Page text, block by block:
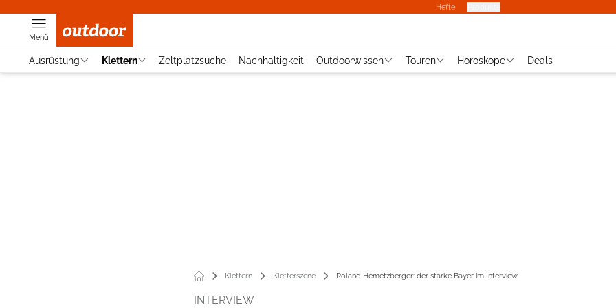
Hefte
Menü
Ausrüstung Klettern Zeltplatzsuche Nachhaltigkeit Outdoorwissen Touren Horoskope Deals
Klettern Kletterszene Roland Hemetzberger: der starke Bayer im Interview
INTERVIEW